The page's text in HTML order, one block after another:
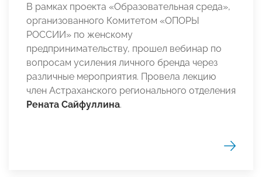
В рамках проекта «Образовательная среда»,
организованного Комитетом «ОПОРЫ
РОССИИ» по женскому
предпринимательству, прошел вебинар по
вопросам усиления личного бренда через
различные мероприятия. Провела лекцию
член Астраханского регионального отделения
Рената Сайфуллина.